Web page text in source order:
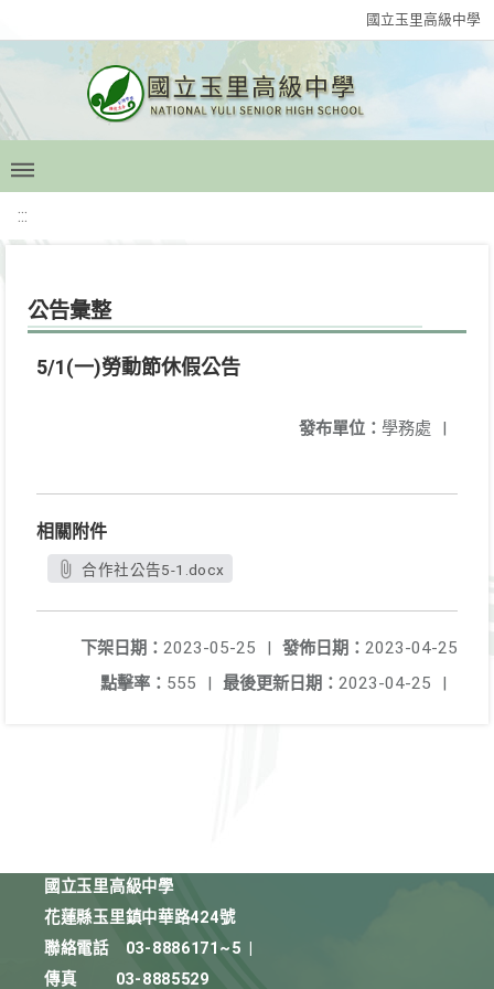
國立玉里高級中學
:::
公告彙整
5/1(一)勞動節休假公告
發布單位： 學務處 |
相關附件
合作社公告5-1.docx
發佈日期： 2023-04-25
下架日期： 2023-05-25
|
最後更新日期： 2023-04-25 |
點擊率： 555 |
國立玉里高級中學
花蓮縣玉里鎮中華路424號
聯絡電話
03-8886171~5
傳真
03-8885529